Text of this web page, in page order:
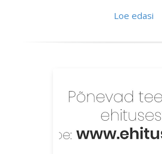
Loe edasi